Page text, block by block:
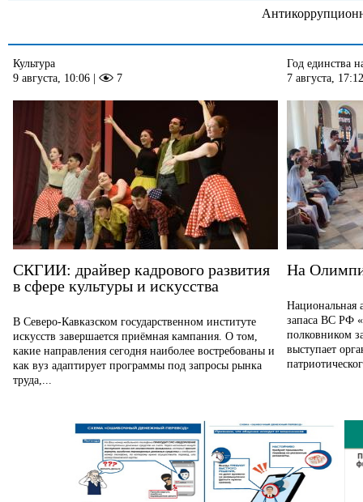
Культура
9 августа, 10:06 | 7
СКГИИ: драйвер кадрового развития
в сфере культуры и искусства
В Северо-Кавказском государственном институте
искусств завершается приёмная кампания. О том,
какие направления сегодня наиболее востребованы и
как вуз адаптирует программы под запросы рынка
труда,...
Год единства
7 августа, 17:12
На
Национальная
запаса ВС РФ
полковником
выступает